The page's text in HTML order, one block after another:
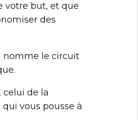
votre but, et que
des
nomme le circuit
celui de la
vous pousse à